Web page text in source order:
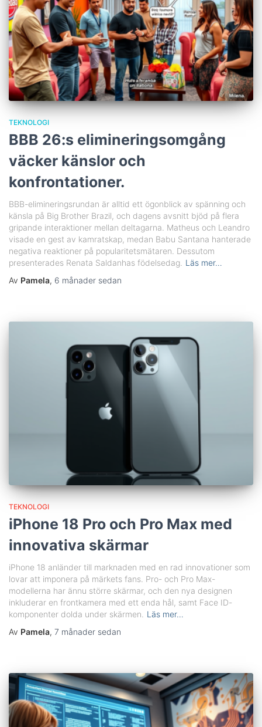
TEKNOLOGI
BBB 26:s elimineringsomgång
väcker känslor och
konfrontationer.
BBB-elimineringsrundan är alltid ett ögonblick av spänning och
känsla på Big Brother Brazil, och dagens avsnitt bjöd på flera
gripande interaktioner mellan deltagarna. Matheus och Leandro
visade en gest av kamratskap, medan Babu Santana hanterade
negativa reaktioner på popularitetsmätaren. Dessutom
presenterades Renata Saldanhas födelsedag. Läs mer…
Av Pamela, 6 månader sedan
TEKNOLOGI
iPhone 18 Pro och Pro Max med
innovativa skärmar
iPhone 18 anländer till marknaden med en rad innovationer som
lovar att imponera på märkets fans. Pro- och Pro Max-
modellerna har ännu större skärmar, och den nya designen
inkluderar en frontkamera med ett enda hål, samt Face ID-
komponenter dolda under skärmen.
Läs mer…
Av Pamela, 7 månader sedan